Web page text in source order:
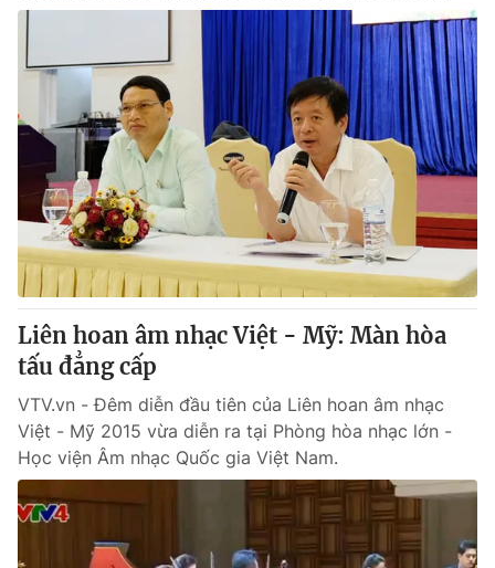
Liên hoan âm nhạc Việt - Mỹ: Màn hòa
tấu đẳng cấp
VTV.vn - Đêm diễn đầu tiên của Liên hoan âm nhạc
Việt - Mỹ 2015 vừa diễn ra tại Phòng hòa nhạc lớn -
Học viện Âm nhạc Quốc gia Việt Nam.